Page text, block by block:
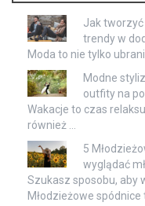
Jak tworzyć
trendy w
Moda to nie tylko
Modne
outfity na
Wakacje to czas
również …
5
wyglądać
Szukasz sposobu, aby
Młodzieżowe spódnice